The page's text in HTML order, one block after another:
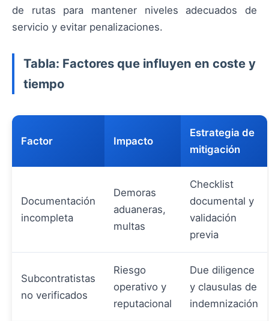
de rutas para mantener niveles adecuados de
servicio y evitar penalizaciones.
Tabla: Factores que influyen en coste y
tiempo
Factor Impacto
Estrategia de
mitigación
Documentación
incompleta
Demoras
aduaneras,
multas
Checklist
documental y
validación
previa
Subcontratistas
no verificados
Riesgo
operativo y
reputacional
Due diligence
y clausulas de
indemnización